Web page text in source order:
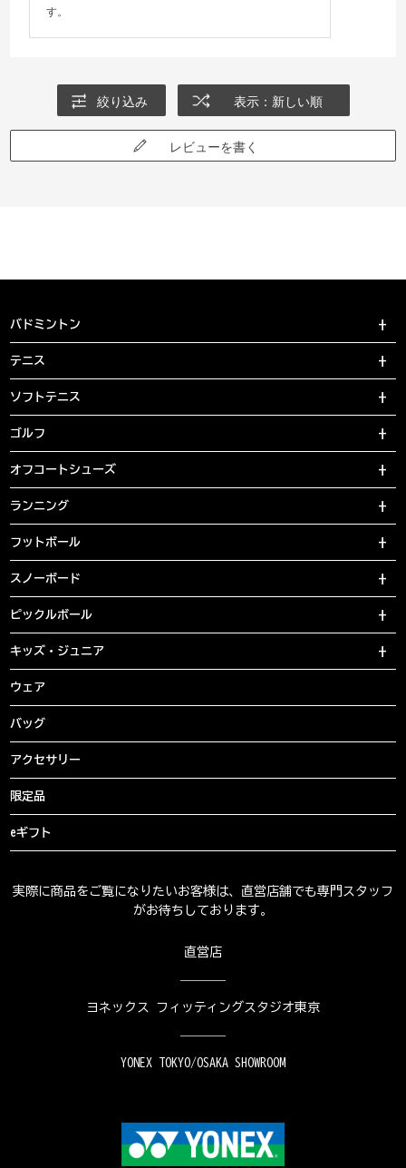
す。
絞り込み 表示：新しい順
レビューを書く
バドミントン
テニス
ソフトテニス
ゴルフ
オフコートシューズ
ランニング
フットボール
スノーボード
ピックルボール
キッズ・ジュニア
ウェア
バッグ
アクセサリー
限定品
eギフト
実際に商品をご覧になりたいお客様は、直営店舗でも専門スタッフ
がお待ちしております。
直営店
ヨネックス フィッティングスタジオ東京
YONEX TOKYO/OSAKA SHOWROOM